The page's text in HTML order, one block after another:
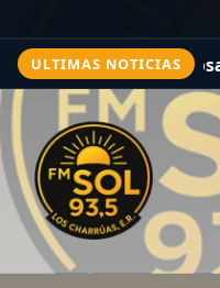
ULTIMAS NOTICIAS
del momento, con